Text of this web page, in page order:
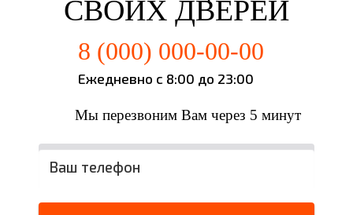
СВОИХ ДВЕРЕЙ
8 (000) 000-00-00
Ежедневно с 8:00 до 23:00
Мы перезвоним Вам через 5 минут